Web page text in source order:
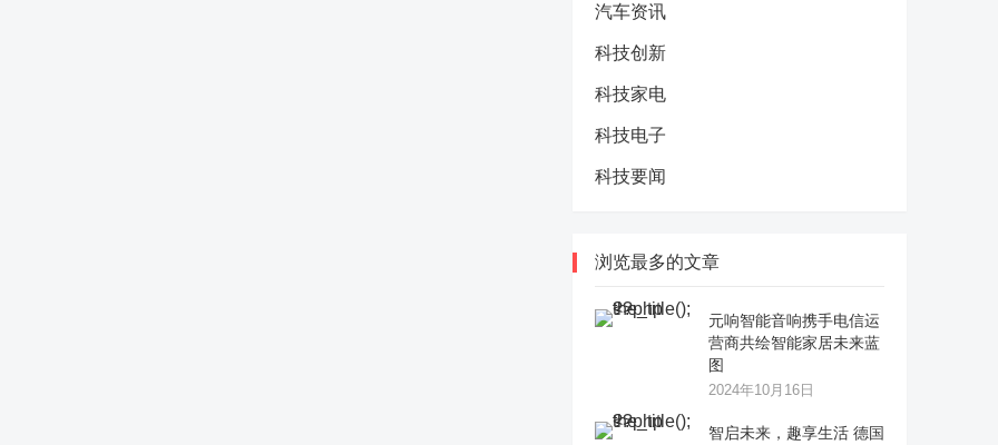
汽车资讯
科技创新
科技家电
科技电子
科技要闻
浏览最多的文章
元响智能音响携手电信运
营商共绘智能家居未来蓝
图
2024年10月16日
智启未来，趣享生活 德国